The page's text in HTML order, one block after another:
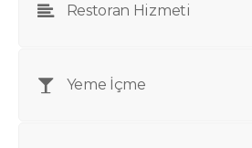
Restoran Hizmeti
Yeme İçme